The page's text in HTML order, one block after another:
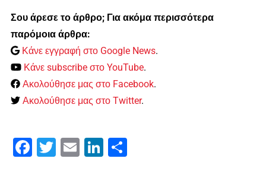
Σου άρεσε το άρθρο; Για ακόμα περισσότερα
παρόμοια άρθρα:
Κάνε εγγραφή στο Google News.
Κάνε subscribe στο YouTube.
Ακολούθησε μας στο Facebook.
Ακολούθησε μας στο Twitter.
Facebook
Twitter Email LinkedIn